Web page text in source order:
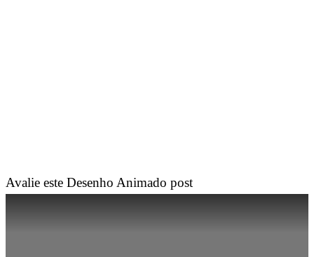
Avalie este Desenho Animado post